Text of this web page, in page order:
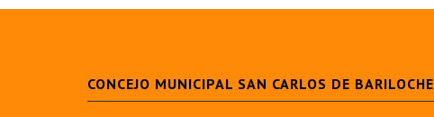
CONCEJO MUNICIPAL SAN CARLOS DE BARILOCHE